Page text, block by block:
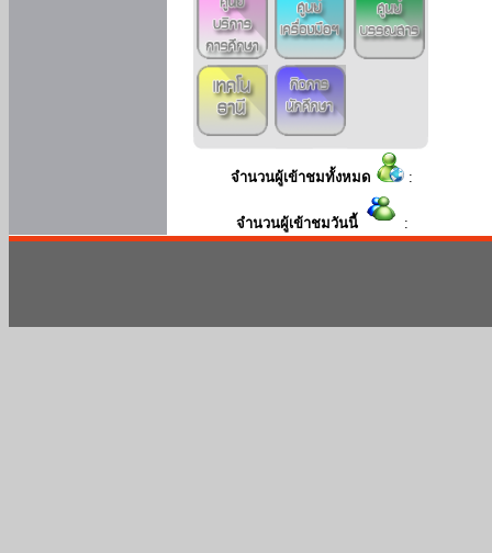
จำนวนผู้เข้าชมทั้งหมด :
จำนวนผู้เข้าชมวันนี้ :